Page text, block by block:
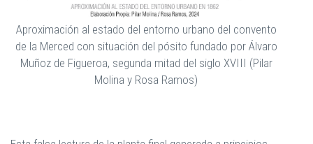
Aproximación al estado del entorno urbano del convento
de la Merced con situación del pósito fundado por Álvaro
Muñoz de Figueroa, segunda mitad del siglo XVIII (Pilar
Molina y Rosa Ramos)